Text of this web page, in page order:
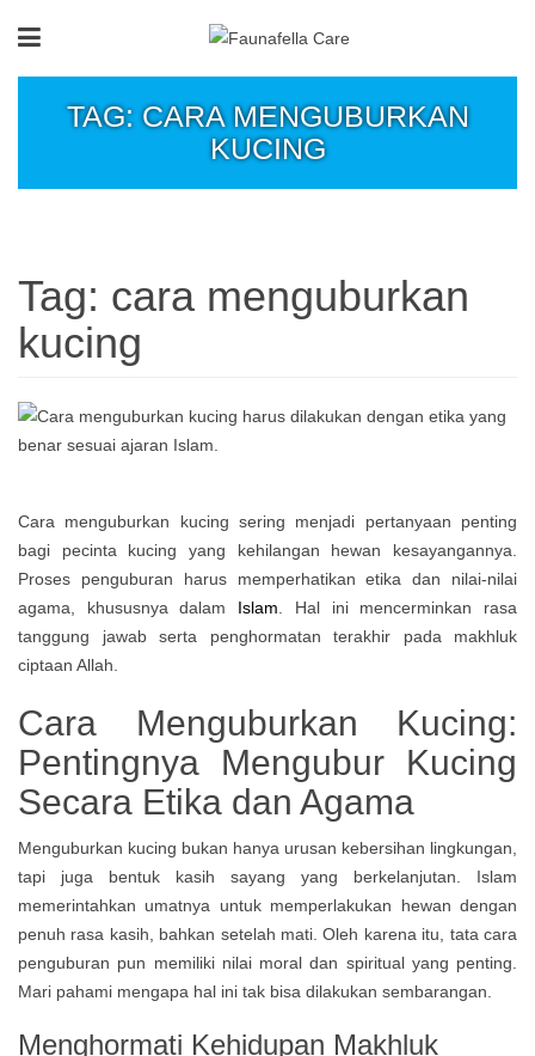
TAG: CARA MENGUBURKAN
KUCING
Tag: cara menguburkan
kucing
Cara menguburkan kucing sering menjadi pertanyaan penting
bagi pecinta kucing yang kehilangan hewan kesayangannya.
Proses penguburan harus memperhatikan etika dan nilai-nilai
agama, khususnya dalam Islam . Hal ini mencerminkan rasa
tanggung jawab serta penghormatan terakhir pada makhluk
ciptaan Allah.
Cara Menguburkan Kucing:
Pentingnya Mengubur Kucing
Secara Etika dan Agama
Menguburkan kucing bukan hanya urusan kebersihan lingkungan,
tapi juga bentuk kasih sayang yang berkelanjutan. Islam
memerintahkan umatnya untuk memperlakukan hewan dengan
penuh rasa kasih, bahkan setelah mati. Oleh karena itu, tata cara
penguburan pun memiliki nilai moral dan spiritual yang penting.
Mari pahami mengapa hal ini tak bisa dilakukan sembarangan.
Menghormati Kehidupan Makhluk